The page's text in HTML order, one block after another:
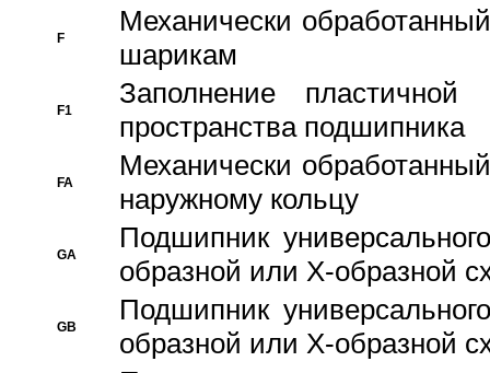
F
Механически
шарикам
F1
Заполнение
пространства подшипника
FA
Механически
наружному кольцу
GA
Подшипник
образной или Х-образной
GB
Подшипник
образной или Х-образной